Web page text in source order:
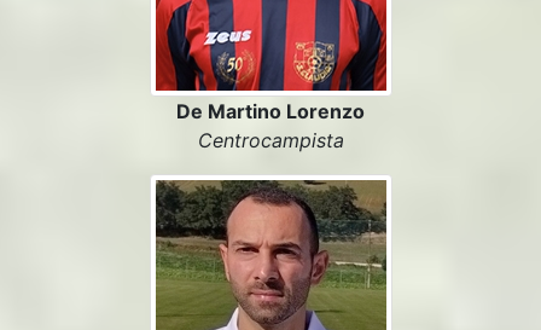
De Martino Lorenzo
Centrocampista